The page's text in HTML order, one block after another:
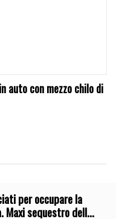
auto con mezzo chilo di
per occupare la
Maxi sequestro della